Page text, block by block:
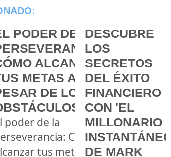
PODER DE LA
ALCANZAR
METAS A
DE LOS
poder de la
Cómo
tus metas
DESCUBRE
LOS
SECRETOS
DEL ÉXITO
FINANCIERO
CON 'EL
MILLONARIO
INSTANTÁNEO'
DE MARK